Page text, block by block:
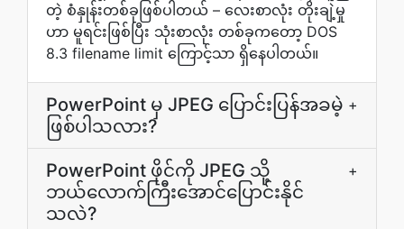
တဲ့ စံနှုန်းတစ်ခုဖြစ်ပါတယ် – လေးစာလုံး တိုးချဲ့မှု
ဟာ မူရင်းဖြစ်ပြီး သုံးစာလုံး တစ်ခုကတော့ DOS
8.3 filename limit ကြောင့်သာ ရှိနေပါတယ်။
PowerPoint မှ JPEG ပြောင်းပြန်အခမဲ့
ဖြစ်ပါသလား?
+
PowerPoint ဖိုင်ကို JPEG သို့
ဘယ်လောက်ကြီးအောင်ပြောင်းနိုင်
သလဲ?
+